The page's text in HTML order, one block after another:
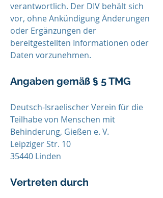
verantwortlich. Der DIV behält sich
vor, ohne Ankündigung Änderungen
oder Ergänzungen der
bereitgestellten Informationen oder
Daten vorzunehmen.
Angaben gemäß § 5 TMG
Deutsch-Israelischer Verein für die
Teilhabe von Menschen mit
Behinderung, Gießen e. V.
Leipziger Str. 10
35440 Linden
Vertreten durch